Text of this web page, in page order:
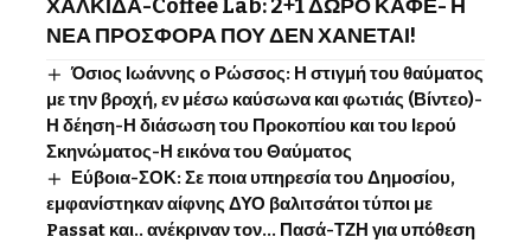
ΧΑΛΚΙΔΑ-Coffee Lab: 2+1 ΔΩΡΟ ΚΑΦΕ- Η
ΝΕΑ ΠΡΟΣΦΟΡΑ ΠΟΥ ΔΕΝ ΧΑΝΕΤΑΙ!
Όσιος Ιωάννης o Ρώσσος: Η στιγμή του θαύματος
με την βροχή, εν μέσω καύσωνα και φωτιάς (Βίντεο)-
Η δέηση-Η διάσωση του Προκοπίου και του Ιερού
Σκηνώματος-Η εικόνα του Θαύματος
Εύβοια-ΣΟΚ: Σε ποια υπηρεσία του Δημοσίου,
εμφανίστηκαν αίφνης ΔΥΟ βαλιτσάτοι τύποι με
Passat και.. ανέκριναν τον… Πασά-ΤΖΗ για υπόθεση